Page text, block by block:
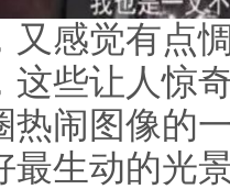
感觉有点
些让人惊奇
热闹图像的
生动的光景